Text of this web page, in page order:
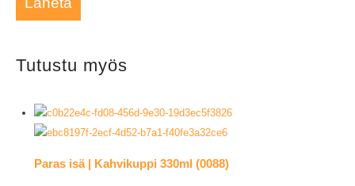
Tutustu myös
Paras isä | Kahvikuppi 330ml (0088)